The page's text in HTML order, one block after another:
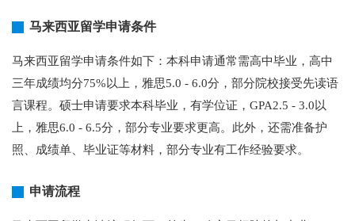
马来西亚留学申请条件
马来西亚留学申请条件如下：本科申请通常需高中毕业，高中
三年成绩均分75%以上，雅思5.0 - 6.0分，部分院校接受先读语
言课程。硕士申请要求本科毕业，有学位证，GPA2.5 - 3.0以
上，雅思6.0 - 6.5分，部分专业要求更高。此外，还需准备护
照、成绩单、毕业证等材料，部分专业有工作经验要求。
申请流程